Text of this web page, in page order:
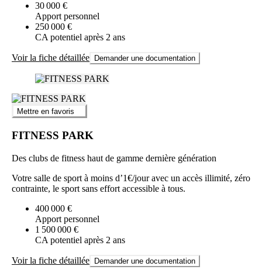
30 000 €
Apport personnel
250 000 €
CA potentiel après 2 ans
Voir la fiche détaillée Demander une documentation
Mettre en favoris
FITNESS PARK
Des clubs de fitness haut de gamme dernière génération
Votre salle de sport à moins d’1€/jour avec un accès illimité, zéro
contrainte, le sport sans effort accessible à tous.
400 000 €
Apport personnel
1 500 000 €
CA potentiel après 2 ans
Voir la fiche détaillée Demander une documentation